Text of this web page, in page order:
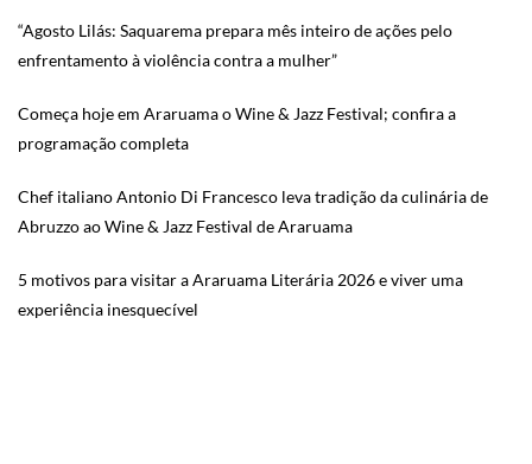
“Agosto Lilás: Saquarema prepara mês inteiro de ações pelo
enfrentamento à violência contra a mulher”
Começa hoje em Araruama o Wine & Jazz Festival; confira a
programação completa
Chef italiano Antonio Di Francesco leva tradição da culinária de
Abruzzo ao Wine & Jazz Festival de Araruama
5 motivos para visitar a Araruama Literária 2026 e viver uma
experiência inesquecível